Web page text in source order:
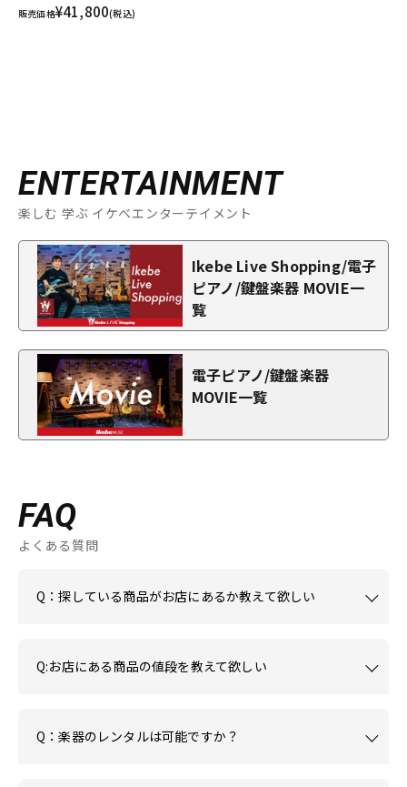
販売価格¥41,800(税込)
ENTERTAINMENT
楽しむ 学ぶ イケベエンターテイメント
Ikebe Live Shopping/電子
ピアノ/鍵盤楽器 MOVIE一
覧
電子ピアノ/鍵盤楽器
MOVIE一覧
FAQ
よくある質問
Q：探している商品がお店にあるか教えて欲しい
Q:お店にある商品の値段を教えて欲しい
Q：楽器のレンタルは可能ですか？